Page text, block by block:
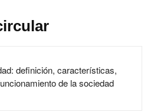
definición, características,
de la sociedad